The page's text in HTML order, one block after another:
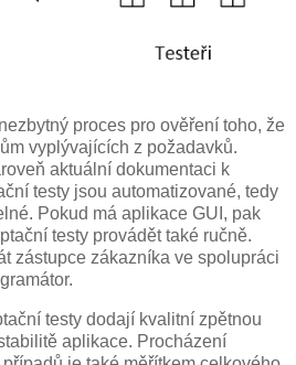
proces pro ověření toho, že
vyplývajících z požadavků.
aktuální dokumentaci k
testy jsou automatizované, tedy
Pokud má aplikace GUI, pak
testy provádět také ručně.
zástupce zákazníka ve spolupráci
testy dodají kvalitní zpětnou
aplikace. Procházení